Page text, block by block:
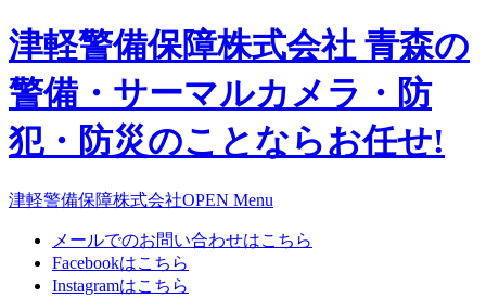
津軽警備保障株式会社 青森の
警備・サーマルカメラ・防
犯・防災のことならお任せ!
津軽警備保障株式会社OPEN Menu
メールでのお問い合わせはこちら
Facebookはこちら
Instagramはこちら